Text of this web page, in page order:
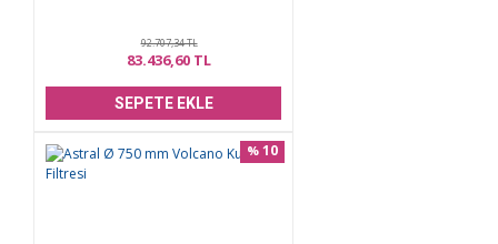
92.707,34 TL
83.436,60 TL
SEPETE EKLE
% 10